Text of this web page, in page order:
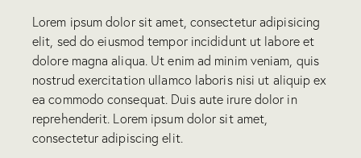
Lorem ipsum dolor sit amet, consectetur adipisicing
elit, sed do eiusmod tempor incididunt ut labore et
dolore magna aliqua. Ut enim ad minim veniam, quis
nostrud exercitation ullamco laboris nisi ut aliquip ex
ea commodo consequat. Duis aute irure dolor in
reprehenderit. Lorem ipsum dolor sit amet,
consectetur adipiscing elit.